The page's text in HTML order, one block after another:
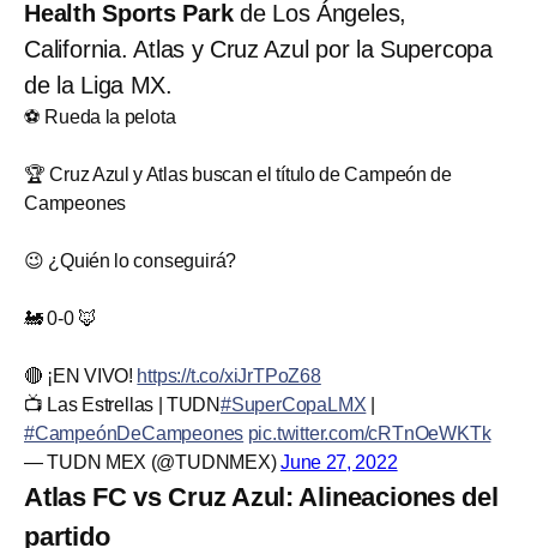
Health Sports Parkde Los Ángeles,
California. Atlas y Cruz Azul por la Supercopa
de la Liga MX.
⚽ Rueda la pelota
🏆 Cruz Azul y Atlas buscan el título de Campeón de
Campeones
😉 ¿Quién lo conseguirá?
🚂 0-0 🦊
🔴 ¡EN VIVO! https://t.co/xiJrTPoZ68
📺 Las Estrellas | TUDN#SuperCopaLMX
#CampeónDeCampeones pic.twitter.com/cRTnOeWKTk
— TUDN MEX (@TUDNMEX)June 27, 2022
Atlas FC vs Cruz Azul: Alineaciones del
partido